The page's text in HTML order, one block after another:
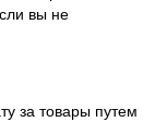
вы не
за товары путем